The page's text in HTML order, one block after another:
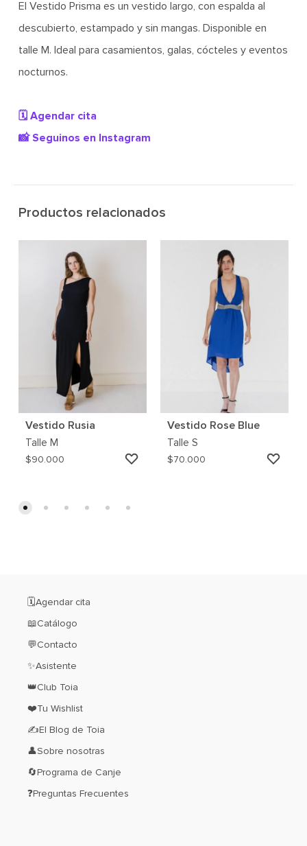
El Vestido Prisma es un vestido largo, con espalda al
descubierto, estampado y sin mangas. Disponible en
talle M. Ideal para casamientos, galas, cócteles y eventos
nocturnos.
🗓️ Agendar cita
📸 Seguinos en Instagram
Productos relacionados
Vestido Rusia
Talle M
$90.000
AGREGAR
Vestido Rose Blue
Talle S
$70.000
🗓️Agendar cita
📖Catálogo
💬Contacto
✨Asistente
👑Club Toia
❤️Tu Wishlist
✍El Blog de Toia
👤Sobre nosotras
🔄Programa de Canje
❓Preguntas Frecuentes